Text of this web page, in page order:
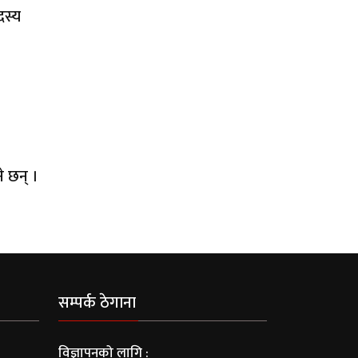
छन् ।
सम्पर्क ठेगाना